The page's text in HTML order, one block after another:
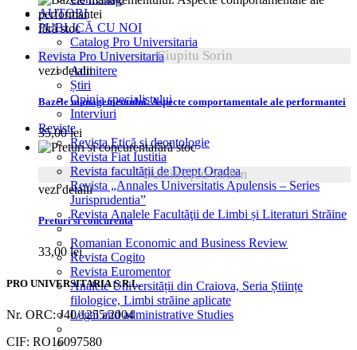
AUTORI
PUBLICĂ CU NOI
Catalog Pro Universitaria
Revista Pro Universitaria
Admitere
Știri
Opinia specialistului
Interviuri
Reviste
Revista Etică și deontologie
Revista Fiat Iustitia
Revista facultății de Drept Oradea
Revista „Annales Universitatis Apulensis – Series
Jurisprudentia”
Revista Analele Facultăţii de Limbi și Literaturi Străine
Romanian Economic and Business Review
Revista Cogito
Revista Euromentor
Analele Universității din Craiova, Seria Științe
filologice, Limbi străine aplicate
Legal and administrative Studies
fără stoc
Ciupitu Sorin
vezi detalii
Bazele managementului. Aspecte comportamentale ale performantei
35,00lei
fără stoc
Dumitrașcu Vadim
vezi detalii
Preturi si concurenta
33,00 lei
PRO UNIVERSITARIA S.R.L.
Nr. ORC: J40/1255/2004
CIF: RO16097580